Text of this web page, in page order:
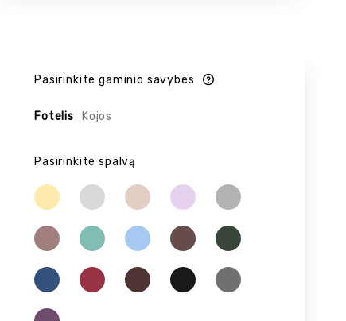
Pasirinkite gaminio savybes
Fotelis Kojos
Pasirinkite spalvą